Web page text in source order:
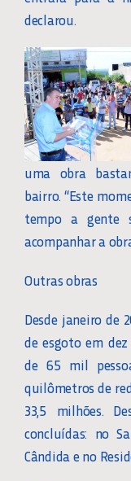
declarou.
uma obra
bairro. “Este
tempo a gente
acompanhar a
Outras obras
Desde janeiro de
de esgoto em
de 65 mil
quilômetros de
33,5 milhões.
concluídas: no
Cândida e no